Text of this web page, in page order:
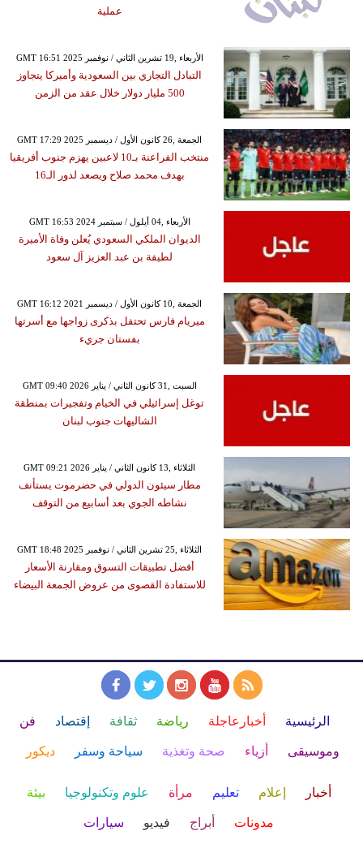
عملية
GMT 16:51 2025 الأربعاء ,19 تشرين الثاني / نوفمبر
التبادل التجاري بين السعودية وأميركا يتجاوز
500 مليار دولار خلال عقد من الزمن
GMT 17:29 2025 الجمعة ,26 كانون الأول / ديسمبر
منتخب الفراعنة بـ10 لاعبين يهزم جنوب أفريقيا
بهدف محمد صلاح ويصعد لدور الـ16
GMT 16:53 2024 الأربعاء ,04 أيلول / سبتمبر
الديوان الملكي السعودي يُعلن وفاة الأميرة
لطيفة بن عبد العزيز آل سعود
GMT 16:12 2021 الجمعة ,10 كانون الأول / ديسمبر
ميريام فارس تحتفل بذكرى زواجها مع أسرتها
بفستان جريء
GMT 09:40 2026 السبت ,31 كانون الثاني / يناير
توغل إسرائيلي في الخيام وتفجيرات بمنطقة
الشاليهات جنوب لبنان
GMT 09:21 2026 الثلاثاء ,13 كانون الثاني / يناير
مطار سيئون الدولي في حضرموت يستأنف
نشاطه الجوي بعد أسابيع من التوقف
GMT 18:48 2025 الثلاثاء ,25 تشرين الثاني / نوفمبر
أفضل تطبيقات التسوق ومقارنة الأسعار
للاستفادة القصوى من عروض الجمعة البيضاء
الرئيسية أخبارعاجلة رياضة ثقافة إقتصاد فن
وموسيقى أزياء صحة وتغذية سياحة وسفر ديكور
أخبار إعلام تعليم مرأة علوم وتكنولوجيا بيئة
مدونات أبراج فيديو سيارات